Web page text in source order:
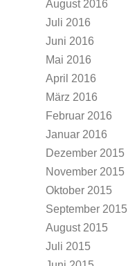
August 2016
Juli 2016
Juni 2016
Mai 2016
April 2016
März 2016
Februar 2016
Januar 2016
Dezember 2015
November 2015
Oktober 2015
September 2015
August 2015
Juli 2015